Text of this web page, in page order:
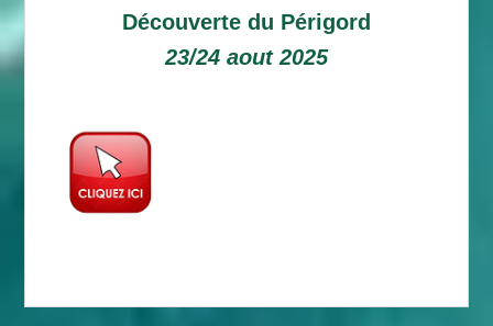
Découverte du Périgord
23/24 aout 2025